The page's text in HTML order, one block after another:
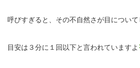
呼びすぎると、その不自然さが目につい
目安は３分に１回以下と言われていますよ